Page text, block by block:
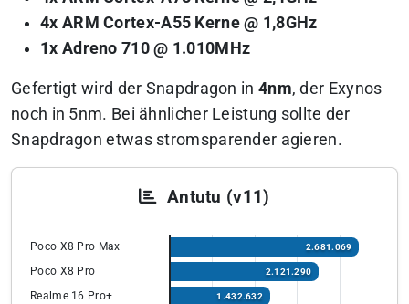
4x ARM Cortex-A55 Kerne @ 1,8GHz
1x Adreno 710 @ 1.010MHz
Gefertigt wird der Snapdragon in 4nm, der Exynos
noch in 5nm. Bei ähnlicher Leistung sollte der
Snapdragon etwas stromsparender agieren.
Antutu (v11)
Poco X8 Pro Max 2.681.069
Poco X8 Pro 2.121.290
Realme 16 Pro+ 1.432.632